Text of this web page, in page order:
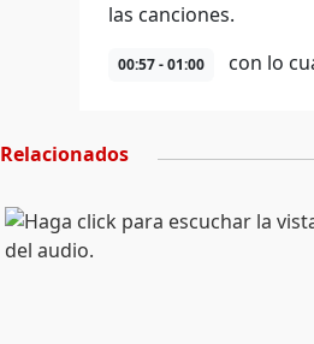
las canciones.
00:57 - 01:00 con lo
Relacionados